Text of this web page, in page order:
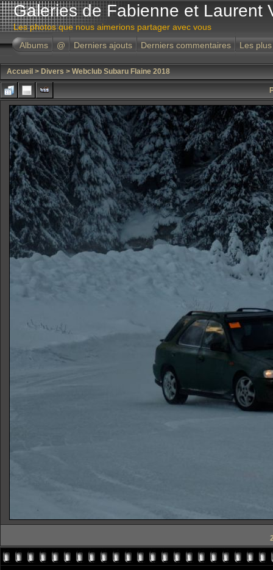
Galeries de Fabienne et Laurent
Les photos que nous aimerions partager avec vous
Albums
@ Derniers ajouts Derniers commentaires Les
Accueil > Divers > Webclub Subaru Flaine 2018